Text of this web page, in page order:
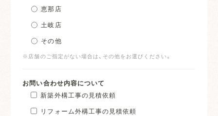
恵那店
土岐店
その他
※店舗のご指定がない場合は、その他をお選びください。
お問い合わせ内容について
新築外構工事の見積依頼
リフォーム外構工事の見積依頼